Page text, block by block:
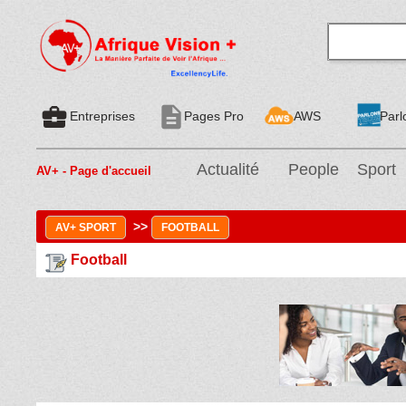
business_centerEntreprises descriptionPages Pro AWS
AV+ - Page d'accueil Actualité People Sport
AV+ SPORT >> FOOTBALL
Football